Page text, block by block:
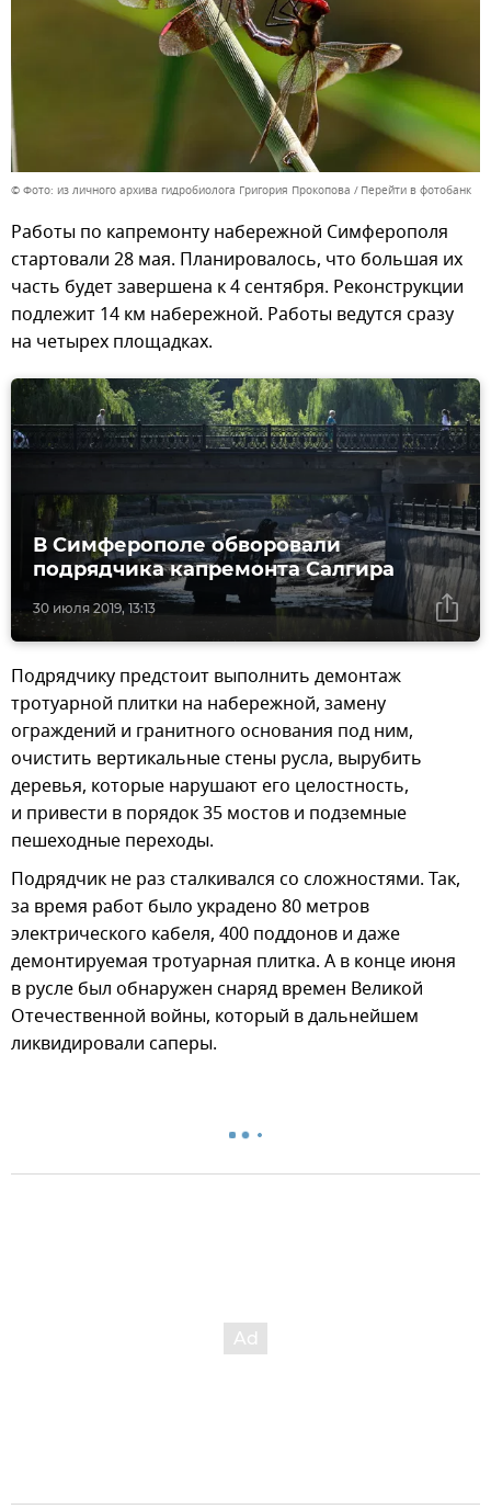
© Фото: из личного архива гидробиолога Григория Прокопова Перейти в фотобанк
Работы по капремонту набережной Симферополя
стартовали 28 мая. Планировалось, что большая их
часть будет завершена к 4 сентября. Реконструкции
подлежит 14 км набережной. Работы ведутся сразу
на четырех площадках.
30 июля 2019, 13:13
В Симферополе обворовали
подрядчика капремонта Салгира
Подрядчику предстоит выполнить демонтаж
тротуарной плитки на набережной, замену
ограждений и гранитного основания под ним,
очистить вертикальные стены русла, вырубить
деревья, которые нарушают его целостность,
и привести в порядок 35 мостов и подземные
пешеходные переходы.
Подрядчик не раз сталкивался со сложностями. Так,
за время работ было украдено 80 метров
электрического кабеля, 400 поддонов и даже
демонтируемая тротуарная плитка. А в конце июня
в русле был обнаружен снаряд времен Великой
Отечественной войны, который в дальнейшем
ликвидировали саперы.